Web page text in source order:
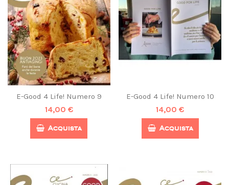
E-Good 4 Life! Numero 9
14,00 €
Acquista
E-Good 4 Life! Numero 10
14,00 €
Acquista